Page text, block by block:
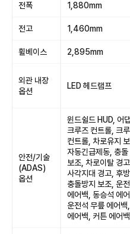
전폭 1,880mm
전고 1,460mm
휠베이스 2,895mm
외관 내장
옵션
LED 헤드램프
안전/기술
(ADAS)
옵션
윈드쉴드 HUD, 어
크루즈 컨트롤, 크
컨트롤, 차로유지 보
자동긴급제동, 충돌
보조, 차로이탈 경고
사각지대 경고, 후
충돌방지 보조, 운
에어백, 동승석 에어
운전석 무릎 에어백
에어백, 커튼 에어백